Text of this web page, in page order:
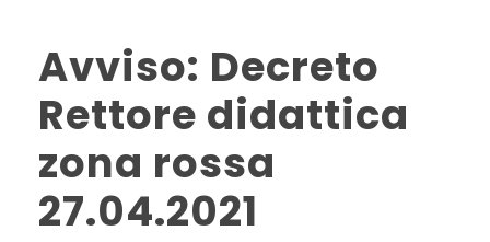
Avviso: Decreto
Rettore didattica
zona rossa
27.04.2021